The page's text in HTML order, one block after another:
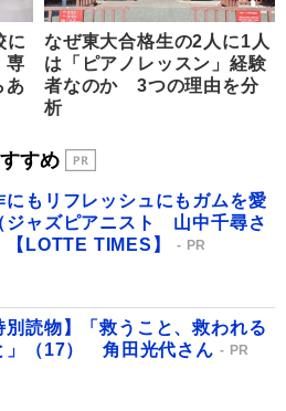
に
専
あ
なぜ東大合格生の2人に1人
は「ピアノレッスン」経験
者なのか 3つの理由を分
析
すめ
にもリフレッシュにもガムを愛
ジャズピアニスト 山中千尋さ
【LOTTE TIMES】
PR
別読物】「救うこと、救われる
」（17） 角田光代さん
PR